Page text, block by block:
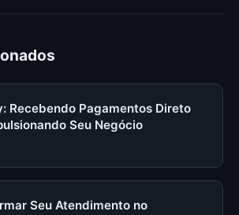
Recebendo Pagamentos Direto
Seu Negócio
Seu Atendimento no